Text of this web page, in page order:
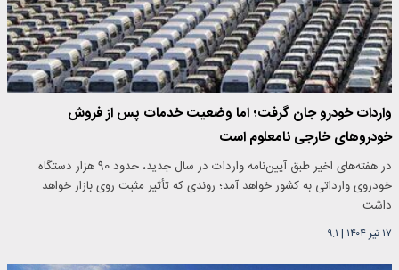
واردات خودرو جان گرفت؛ اما وضعیت خدمات پس از فروش
خودروهای خارجی نامعلوم است
در هفته‌های اخیر طبق آیین‌نامه واردات در سال جدید، حدود 90 هزار دستگاه
خودروی وارداتی به کشور خواهد آمد؛ روندی که تأثیر مثبت روی بازار خواهد
داشت.
۱۷ تیر ۱۴۰۴ | ۹:۱